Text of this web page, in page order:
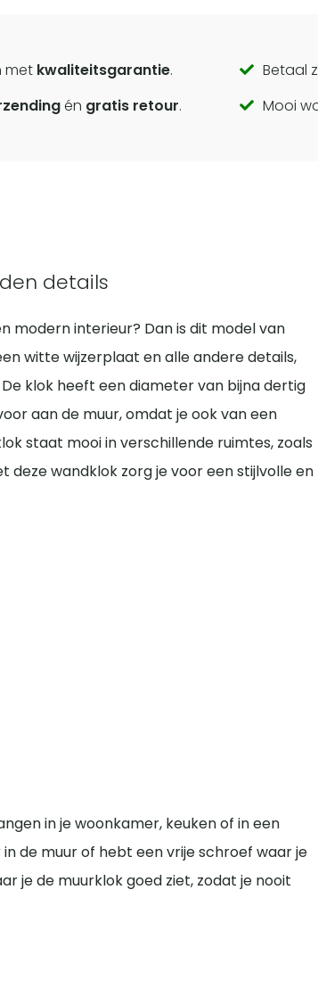
met kwaliteitsgarantie. Betaal
én gratis retour. Mooi
details
modern interieur? Dan is dit model van
witte wijzerplaat en alle andere details,
klok heeft een diameter van bijna dertig
aan de muur, omdat je ook van een
staat mooi in verschillende ruimtes, zoals
deze wandklok zorg je voor een stijlvolle en
in je woonkamer, keuken of in een
de muur of hebt een vrije schroef waar je
je de muurklok goed ziet, zodat je nooit